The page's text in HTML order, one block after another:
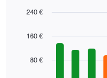
chart
bars.
graphic.
80 €
160 €
240 €